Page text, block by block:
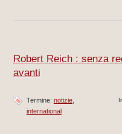
Robert Reich : senza
avanti
Termine: notizie
international